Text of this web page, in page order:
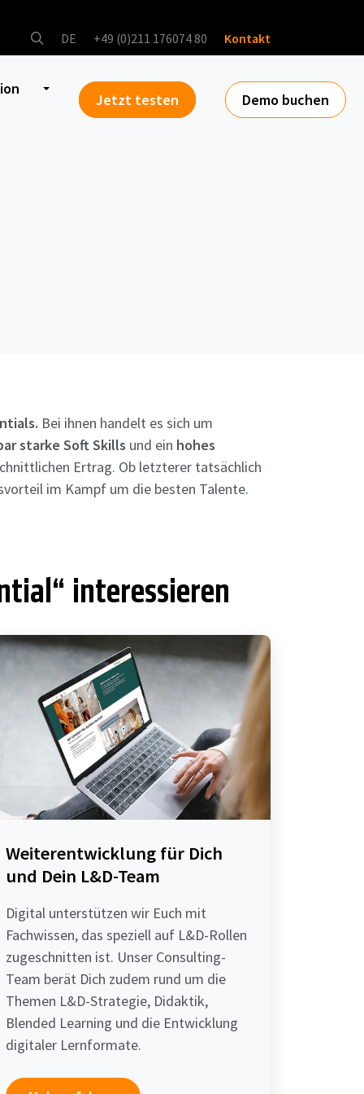
DE +49 (0)211 176074 80 Kontakt
Jetzt testen Demo buchen
Bei ihnen handelt es sich um
starke Soft Skills und ein hohes
Ertrag. Ob letzterer tatsächlich
im Kampf um die besten Talente.
interessieren
Weiterentwicklung für Dich
und Dein L&D-Team
Digital unterstützen wir Euch mit
Fachwissen, das speziell auf L&D-Rollen
zugeschnitten ist. Unser Consulting-
Team berät Dich zudem rund um die
Themen L&D-Strategie, Didaktik,
Blended Learning und die Entwicklung
digitaler Lernformate.